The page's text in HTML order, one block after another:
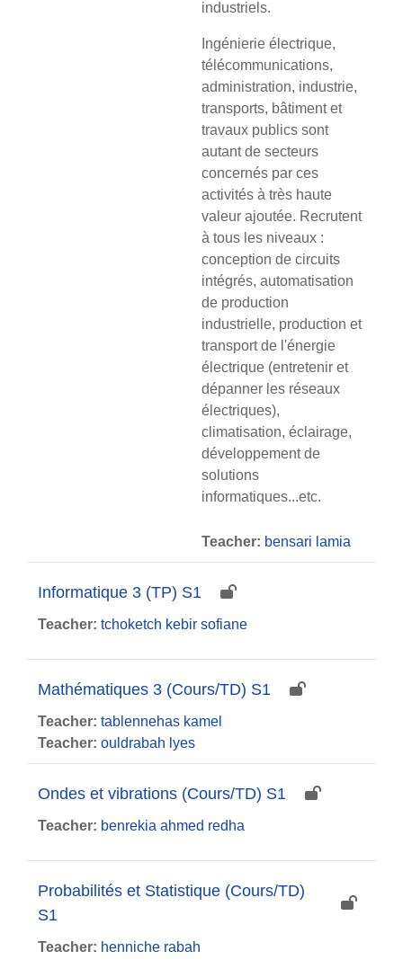
industriels.
Ingénierie électrique,
télécommunications,
administration, industrie,
transports, bâtiment et
travaux publics sont
autant de secteurs
concernés par ces
activités à très haute
valeur ajoutée. Recrutent
à tous les niveaux :
conception de circuits
intégrés, automatisation
de production
industrielle, production et
transport de l'énergie
électrique (entretenir et
dépanner les réseaux
électriques),
climatisation, éclairage,
développement de
solutions
informatiques...etc.
Teacher: bensari lamia
Informatique 3 (TP) S1
Teacher: tchoketch kebir sofiane
Mathématiques 3 (Cours/TD) S1
Teacher: tablennehas kamel
Teacher: ouldrabah lyes
Ondes et vibrations (Cours/TD) S1
Teacher: benrekia ahmed redha
Probabilités et Statistique (Cours/TD)
S1
Teacher: henniche rabah